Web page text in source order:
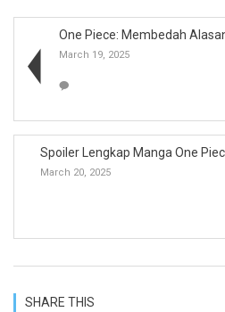
March 19, 2025
March 20, 2025
SHARE THIS